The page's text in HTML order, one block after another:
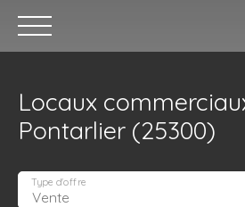
Locaux
Pontarlier (25300)
Vente
Type d'offre